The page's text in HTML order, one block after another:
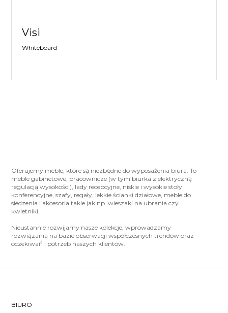
Visi
Whiteboard
Oferujemy meble, które są niezbędne do wyposażenia biura. To
meble gabinetowe, pracownicze (w tym biurka z elektryczną
regulacją wysokości), lady recepcyjne, niskie i wysokie stoły
konferencyjne, szafy, regały, lekkie ścianki działowe, meble do
siedzenia i akcesoria takie jak np. wieszaki na ubrania czy
kwietniki.
Nieustannie rozwijamy nasze kolekcje, wprowadzamy
rozwiązania na bazie obserwacji współczesnych trendów oraz
oczekiwań i potrzeb naszych klientów.
BIURO